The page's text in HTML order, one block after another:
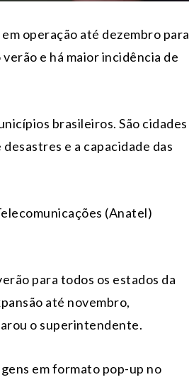
operação até dezembro para
e há maior incidência de
brasileiros. São cidades
e a capacidade das
(Anatel)
para todos os estados da
até novembro,
o superintendente.
em formato pop-up no